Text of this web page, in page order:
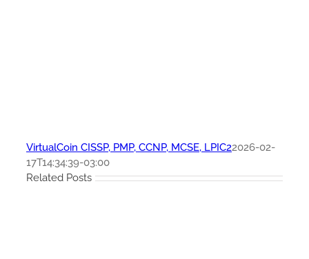
VirtualCoin CISSP, PMP, CCNP, MCSE, LPIC22026-02-
17T14:34:39-03:00
Related Posts